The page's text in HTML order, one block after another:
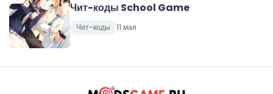
Чит-коды School Game
Чит-коды 11 мая